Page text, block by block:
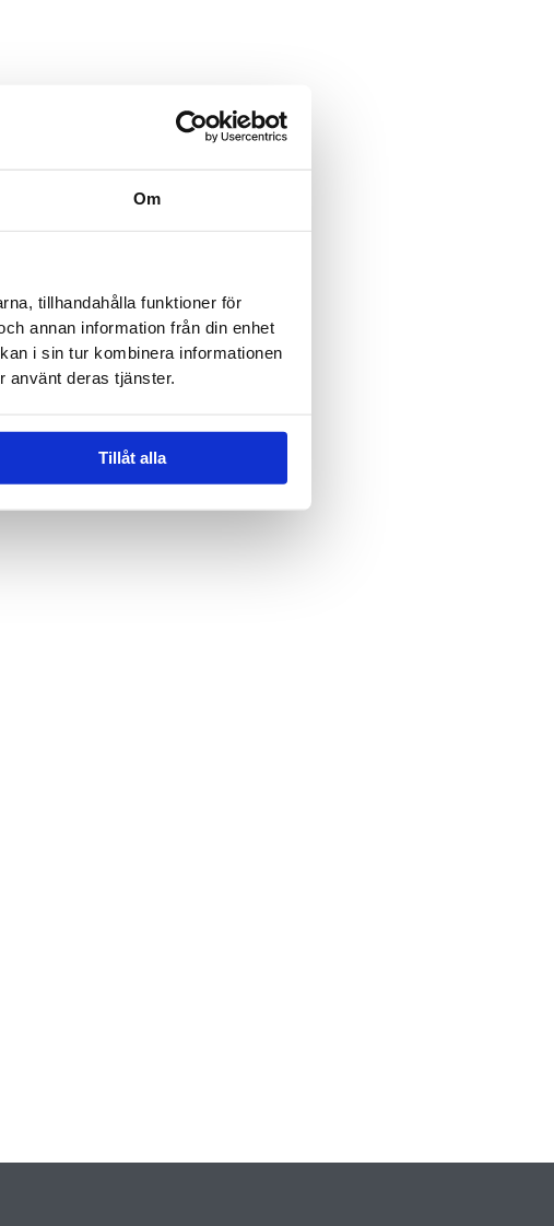
Om
tillhandahålla funktioner för
annan information från din enhet
i sin tur kombinera informationen
använt deras tjänster.
Tillåt alla
E-post*